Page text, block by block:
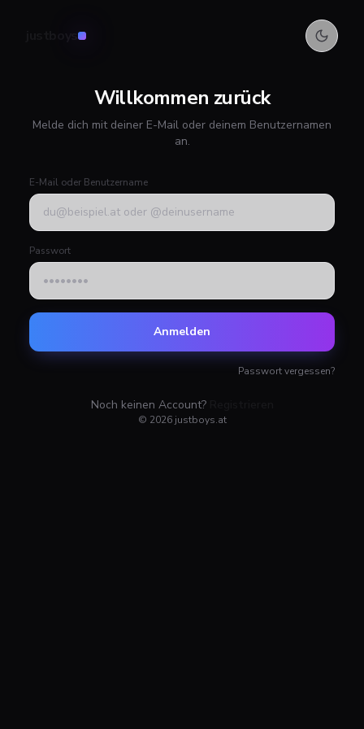
Willkommen zurück
Melde dich mit deiner E-Mail oder deinem Benutzernamen
an.
E-Mail oder Benutzername
Passwort
Anmelden
Passwort vergessen?
Noch keinen Account?
© 2026justboys.at